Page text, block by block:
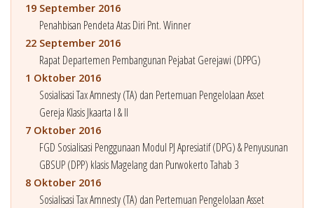
19 September 2016
Penahbisan Pendeta Atas Diri Pnt. Winner
22 September 2016
Rapat Departemen Pembangunan Pejabat Gerejawi (DPPG)
1 Oktober 2016
Sosialisasi Tax Amnesty (TA) dan Pertemuan Pengelolaan Asset
Gereja Klasis Jkaarta I & II
7 Oktober 2016
FGD Sosialisasi Penggunaan Modul PJ Apresiatif (DPG) & Penyusunan
GBSUP (DPP) klasis Magelang dan Purwokerto Tahab 3
8 Oktober 2016
Sosialisasi Tax Amnesty (TA) dan Pertemuan Pengelolaan Asset